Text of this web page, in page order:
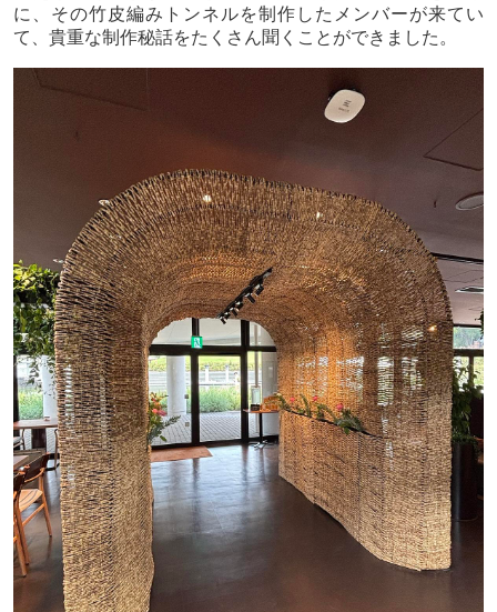
に、その竹皮編みトンネルを制作したメンバーが来てい
て、貴重な制作秘話をたくさん聞くことができました。